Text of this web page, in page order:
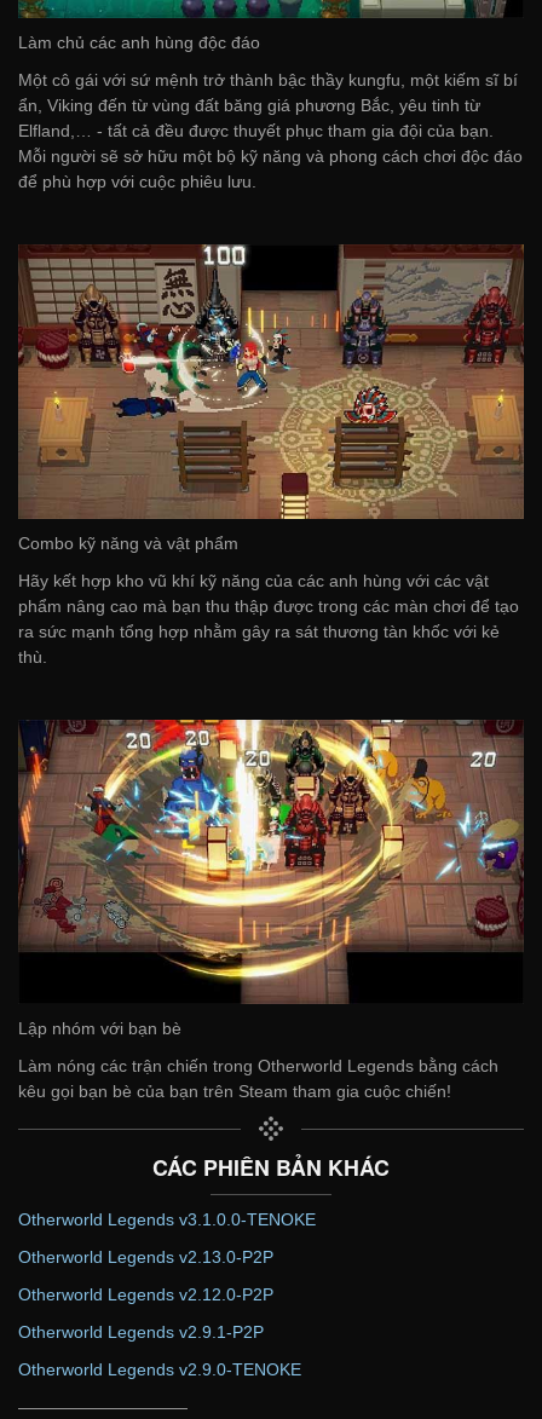
Làm chủ các anh hùng độc đáo
Một cô gái với sứ mệnh trở thành bậc thầy kungfu, một kiếm sĩ bí
ẩn, Viking đến từ vùng đất băng giá phương Bắc, yêu tinh từ
Elfland,… - tất cả đều được thuyết phục tham gia đội của bạn.
Mỗi người sẽ sở hữu một bộ kỹ năng và phong cách chơi độc đáo
để phù hợp với cuộc phiêu lưu.
Combo kỹ năng và vật phẩm
Hãy kết hợp kho vũ khí kỹ năng của các anh hùng với các vật
phẩm nâng cao mà bạn thu thập được trong các màn chơi để tạo
ra sức mạnh tổng hợp nhằm gây ra sát thương tàn khốc với kẻ
thù.
Lập nhóm với bạn bè
Làm nóng các trận chiến trong Otherworld Legends bằng cách
kêu gọi bạn bè của bạn trên Steam tham gia cuộc chiến!
CÁC PHIÊN BẢN KHÁC
Otherworld Legends v3.1.0.0-TENOKE
Otherworld Legends v2.13.0-P2P
Otherworld Legends v2.12.0-P2P
Otherworld Legends v2.9.1-P2P
Otherworld Legends v2.9.0-TENOKE
——————————